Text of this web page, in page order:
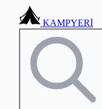
KAMPYERİ